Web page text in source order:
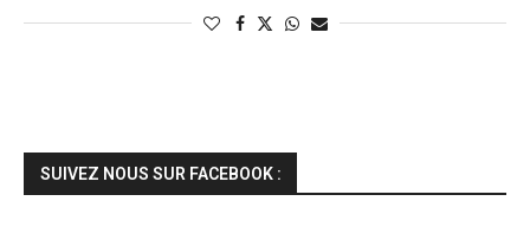
SUIVEZ NOUS SUR FACEBOOK :